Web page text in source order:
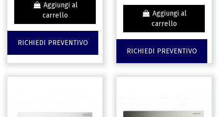
Aggiungi al
carrello
RICHIEDI PREVENTIVO
Aggiungi al
carrello
RICHIEDI PREVENTIVO